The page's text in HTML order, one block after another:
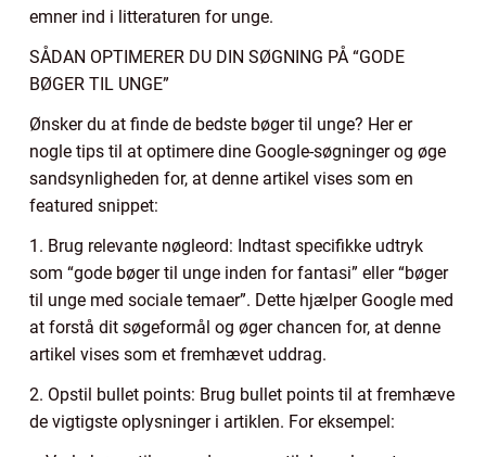
emner ind i litteraturen for unge.
SÅDAN OPTIMERER DU DIN SØGNING PÅ “GODE
BØGER TIL UNGE”
Ønsker du at finde de bedste bøger til unge? Her er
nogle tips til at optimere dine Google-søgninger og øge
sandsynligheden for, at denne artikel vises som en
featured snippet:
1. Brug relevante nøgleord: Indtast specifikke udtryk
som “gode bøger til unge inden for fantasi” eller “bøger
til unge med sociale temaer”. Dette hjælper Google med
at forstå dit søgeformål og øger chancen for, at denne
artikel vises som et fremhævet uddrag.
2. Opstil bullet points: Brug bullet points til at fremhæve
de vigtigste oplysninger i artiklen. For eksempel: